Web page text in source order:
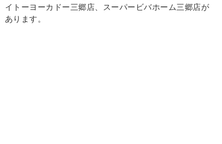
イトーヨーカドー三郷店、スーパービバホーム三郷店が
あります。